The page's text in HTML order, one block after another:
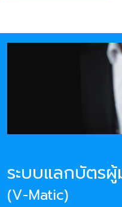
ระบบแลกบัตร
(V-Matic)